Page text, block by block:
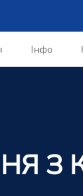
Інфо
З